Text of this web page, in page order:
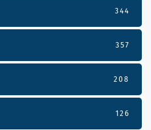
344
357
208
126